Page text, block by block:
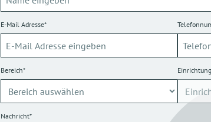
E-Mail Adresse*
Bereich* Einrichtung
Nachricht*